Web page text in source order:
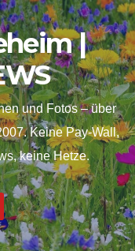
|
und Fotos – über
Keine Pay-Wall,
keine Hetze.